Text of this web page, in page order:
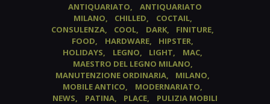
ANTIQUARIATO
ANTIQUARIATO
MILANO
CHILLED
COCTAIL
CONSULENZA
COOL DARK
FINITURE
FOOD
HARDWARE
HIPSTER
HOLIDAYS
LEGNO LIGHT
MAC
MAESTRO DEL LEGNO MILANO
MANUTENZIONE ORDINARIA
MILANO
MOBILE ANTICO
MODERNARIATO
NEWS
PATINA PLACE
PULIZIA MOBILI